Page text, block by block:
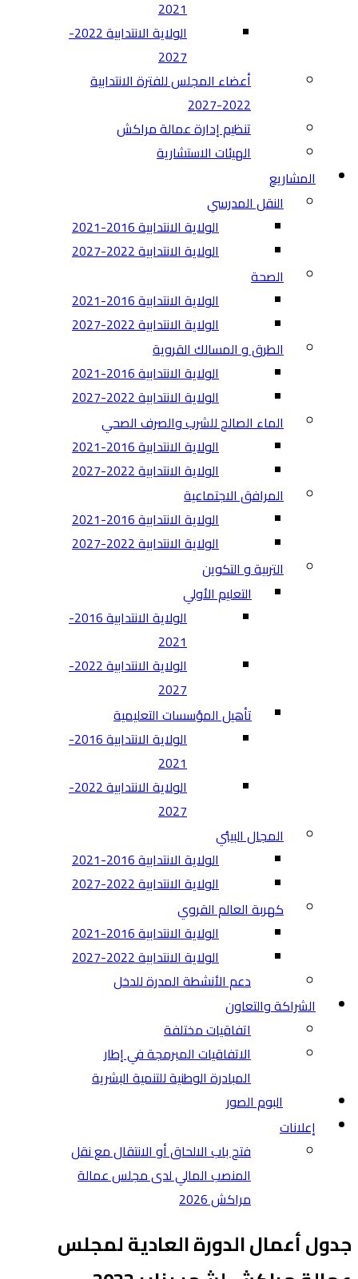
2021
الولاية الانتدابية 2022-
2027
أعضاء المجلس للفترة الانتدابية
2022-2027
تنظيم إدارة عمالة مراكش
الهيئات الاستشارية
المشاريع
النقل المدرسي
الولاية الانتدابية 2016-2021
الولاية الانتدابية 2022-2027
الصحة
الولاية الانتدابية 2016-2021
الولاية الانتدابية 2022-2027
الطرق و المسالك القروية
الولاية الانتدابية 2016-2021
الولاية الانتدابية 2022-2027
الماء الصالح للشرب والصرف الصحي
الولاية الانتدابية 2016-2021
الولاية الانتدابية 2022-2027
المرافق الاجتماعية
الولاية الانتدابية 2016-2021
الولاية الانتدابية 2022-2027
التربية و التكوين
التعليم الأولي
الولاية الانتدابية 2016-
2021
الولاية الانتدابية 2022-
2027
تأهيل المؤسسات التعليمية
الولاية الانتدابية 2016-
2021
الولاية الانتدابية 2022-
2027
المجال البيئي
الولاية الانتدابية 2016-2021
الولاية الانتدابية 2022-2027
كهربة العالم القروي
الولاية الانتدابية 2016-2021
الولاية الانتدابية 2022-2027
دعم الأنشطة المدرة للدخل
الشراكة والتعاون
اتفاقيات مختلفة​
الاتفاقيات المبرمجة في إطار
المبادرة الوطنية للتنمية البشرية
البوم الصور
إعلانات
فتح باب الالحاق أو الانتقال مع نقل
المنصب المالي لدى مجلس عمالة
مراكش 2026
جدول أعمال الدورة العادية لمجلس